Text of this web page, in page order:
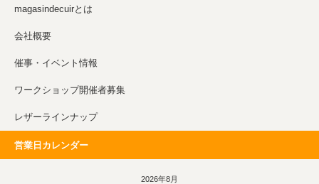
magasindecuirとは
会社概要
催事・イベント情報
ワークショップ開催者募集
レザーラインナップ
営業日カレンダー
2026年8月